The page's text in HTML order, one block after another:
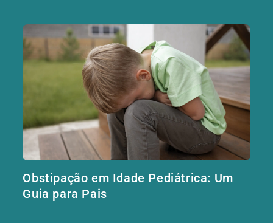
Obstipação em Idade Pediátrica: Um
Guia para Pais